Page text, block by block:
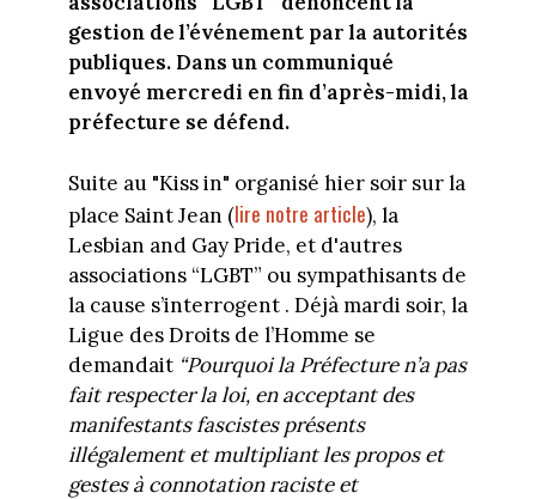
gestion de l’événement par la autorités
publiques. Dans un communiqué
envoyé mercredi en fin d’après-midi, la
préfecture se défend.
Suite au "Kiss in" organisé hier soir sur la
place Saint Jean (lire notre article), la
Lesbian and Gay Pride, et d'autres
associations “LGBT” ou sympathisants de
la cause s’interrogent . Déjà mardi soir, la
Ligue des Droits de l’Homme se
demandait “Pourquoi la Préfecture n’a pas
fait respecter la loi, en acceptant des
manifestants fascistes présents
illégalement et multipliant les propos et
gestes à connotation raciste et